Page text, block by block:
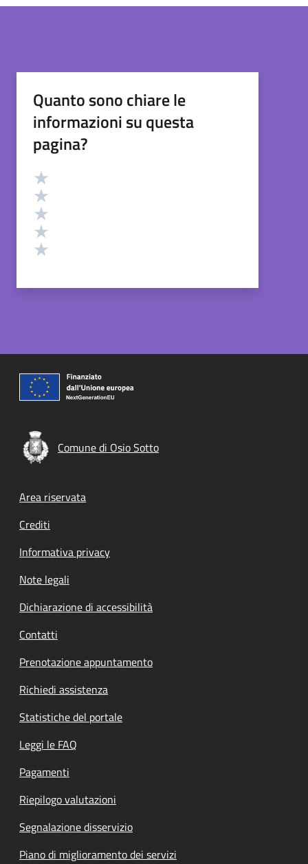
Quanto sono chiare le
informazioni su questa
pagina?
Valutazione
Comune di Osio Sotto
Footer menu
Area riservata
Crediti
Informativa privacy
Note legali
Dichiarazione di accessibilità
Contatti
Prenotazione appuntamento
Richiedi assistenza
Statistiche del portale
Leggi le FAQ
Pagamenti
Riepilogo valutazioni
Segnalazione disservizio
Piano di miglioramento dei servizi